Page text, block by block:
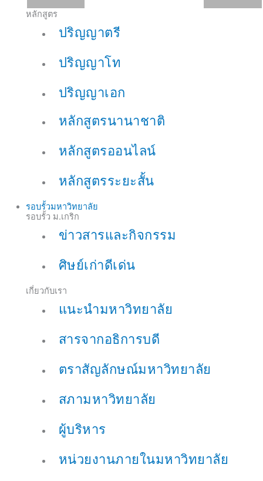
หลักสูตร
ปริญญาตรี
ปริญญาโท
ปริญญาเอก
หลักสูตรนานาชาติ
หลักสูตรออนไลน์
หลักสูตรระยะสั้น
รอบรั้วมหาวิทยาลัย
รอบรั้ว ม.เกริก
ข่าวสารและกิจกรรม
ศิษย์เก่าดีเด่น
เกี่ยวกับเรา
แนะนำมหาวิทยาลัย
สารจากอธิการบดี
ตราสัญลักษณ์มหาวิทยาลัย
สภามหาวิทยาลัย
ผู้บริหาร
หน่วยงานภายในมหาวิทยาลัย